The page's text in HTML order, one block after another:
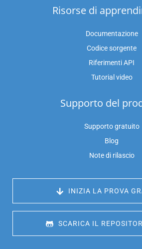
Risorse di
Documentazione
Codice sorgente
Riferimenti API
Tutorial video
Supporto del
Supporto gratuito
Blog
Note di rilascio
INIZIA LA PROVA
SCARICA IL